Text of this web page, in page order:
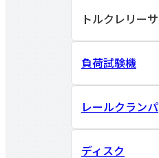
トルクレリーサ
負荷試験機
レールクランパ
ディスク